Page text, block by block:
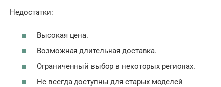
Недостатки:
Высокая цена.
Возможная длительная доставка.
Ограниченный выбор в некоторых регионах.
Не всегда доступны для старых моделей